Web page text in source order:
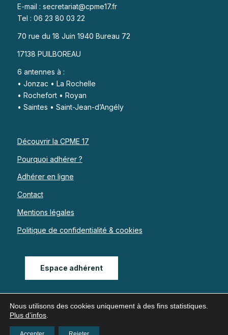
E-mail : secretariat@cpme17.fr
Tel : 06 23 80 03 22
70 rue du 18 Juin 1940 Bureau 72
17138 PUILBOREAU
6 antennes à :
• Jonzac • La Rochelle
• Rochefort • Royan
• Saintes • Saint-Jean-d’Angély
Découvrir la CPME 17
Pourquoi adhérer ?
Adhérer en ligne
Contact
Mentions légales
Politique de confidentialité & cookies
Espace adhérent
Nous utilisons des cookies uniquement à des fins statistiques.
Plus d’infos